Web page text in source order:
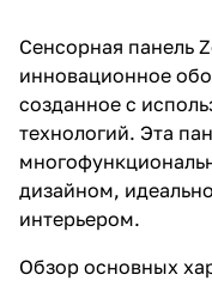
Сенсорная панель
инновационное
созданное с
технологий. Эта
дизайном,
интерьером.
Обзор основных